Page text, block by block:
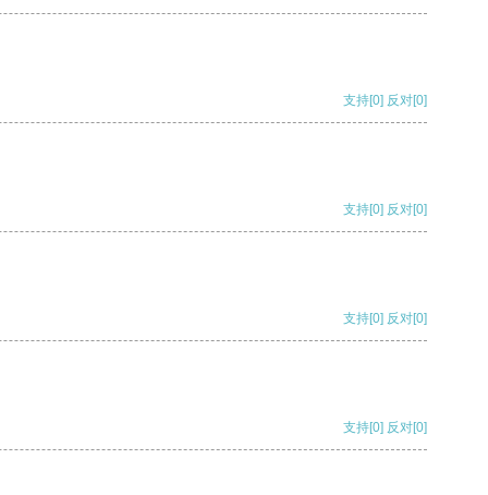
支持[0] 反对[0]
支持[0] 反对[0]
支持[0] 反对[0]
支持[0] 反对[0]